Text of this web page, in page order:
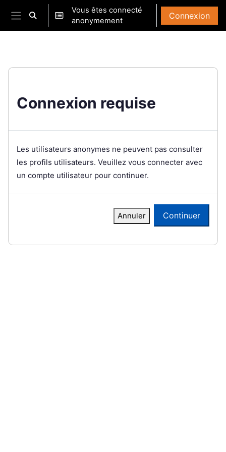
Passer au contenu principal
Panneau latéral
Activer/désactiver la saisie de recherche
Vous êtes connecté
anonymement
Connexion
Connexion requise
Les utilisateurs anonymes ne peuvent pas consulter
les profils utilisateurs. Veuillez vous connecter avec
un compte utilisateur pour continuer.
Annuler Continuer